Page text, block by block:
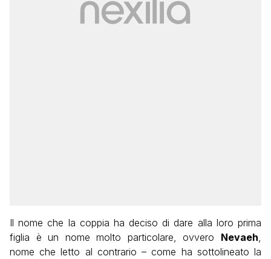
Il nome che la coppia ha deciso di dare alla loro prima
figlia è un nome molto particolare, ovvero Nevaeh,
nome che letto al contrario – come ha sottolineato la